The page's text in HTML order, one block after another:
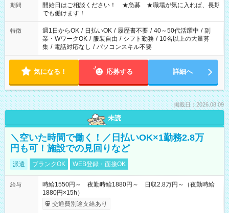
せん ※法令に基づき、週20時間以上勤務は社会保険への加入対
象となります ※労働者派遣法（日雇い派遣の原則禁止）によ
り、短時間・短期間の就業はご案内が難しい場合があります
期間
開始日はご相談ください！ ★急募 ★職場が気に入れば、長期
でも働けます！
特徴 週1日からOK / 日払いOK / 履歴書不要 / 40～50代活躍中 / 副
業・WワークOK / 服装自由 / シフト勤務 / 10名以上の大量募
集 / 電話対応なし / パソコンスキル不要
気になる！ 応募する 詳細へ
掲載日：2026.08.09
未読
＼空いた時間で働く！／日払いOK×1勤務2.8万
円も可！施設での見回りなど
派遣 ブランクOK WEB登録・面接OK
給与
時給1550円～ 夜勤時給1880円～ 日収2.8万円～（夜勤時給
1880円×15h）
交通費別途支給あり